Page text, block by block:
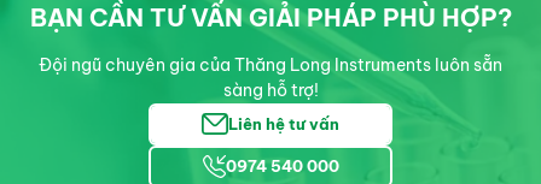
BẠN CẦN TƯ VẤN GIẢI PHÁP PHÙ HỢP?
Đội ngũ chuyên gia của Thăng Long Instruments luôn sẵn
sàng hỗ trợ!
Liên hệ tư vấn
0974 540 000